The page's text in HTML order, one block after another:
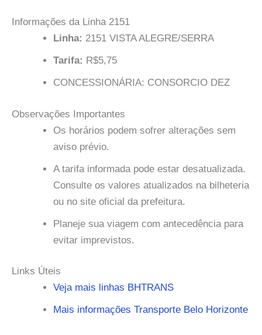
Informações da Linha 2151
Linha: 2151 VISTA ALEGRE/SERRA
Tarifa: R$5,75
CONCESSIONÁRIA: CONSORCIO DEZ
Observações Importantes
Os horários podem sofrer alterações sem
aviso prévio.
A tarifa informada pode estar desatualizada.
Consulte os valores atualizados na bilheteria
ou no site oficial da prefeitura.
Planeje sua viagem com antecedência para
evitar imprevistos.
Links Úteis
Veja mais linhas BHTRANS
Mais informações Transporte Belo Horizonte